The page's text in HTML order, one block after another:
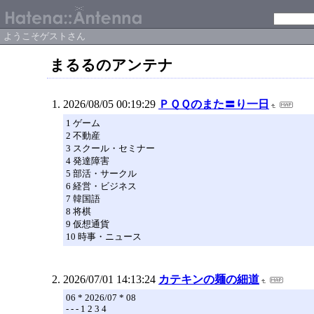
ようこそゲストさん
まるるのアンテナ
2026/08/05 00:19:29 ＰＱＱのまた〓り一日
1 ゲーム
2 不動産
3 スクール・セミナー
4 発達障害
5 部活・サークル
6 経営・ビジネス
7 韓国語
8 将棋
9 仮想通貨
10 時事・ニュース
2026/07/01 14:13:24 カテキンの麺の細道
06 * 2026/07 * 08
- - - 1 2 3 4